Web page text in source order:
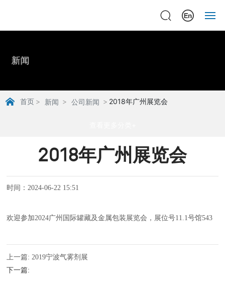
产品
联系
新闻
公司新闻
首页 新闻 公司新闻 2018年广州展览会
2018年广州展览会
时间：2024-06-22 15:51
欢迎参加2024广州国际罐藏及金属包装展览会，展位号11.1号馆543
上一篇:2019宁波气雾剂展
下一篇: